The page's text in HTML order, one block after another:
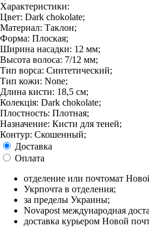
Характеристики:
Цвет: Dark chokolate;
Материал: Таклон;
Форма: Плоская;
Ширина насадки: 12 мм;
Высота волоса: 7/12 мм;
Тип ворса: Синтетический;
Тип кожи: None;
Длина кисти: 18,5 см;
Колекція: Dark chokolate;
Плостность: Плотная;
Назначение: Кисти для теней;
Контур: Скошенный;
Доставка
Оплата
отделение или почтомат
Укрпочта в отделения;
за пределы Украины;
Novapost международная
доставка курьером Новой